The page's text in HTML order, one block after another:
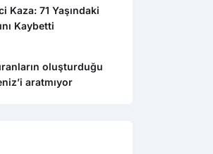
Kaza: 71 Yaşındaki
Kaybetti
oluşturduğu
aratmıyor